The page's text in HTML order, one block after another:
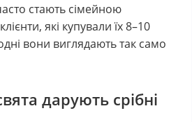
стають сімейною
які купували їх 8–10
вони виглядають так само
дарують срібні